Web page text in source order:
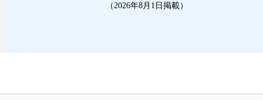
（2026年8月1日掲載）